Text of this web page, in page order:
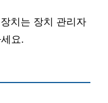
치는 장치 관리자
요.